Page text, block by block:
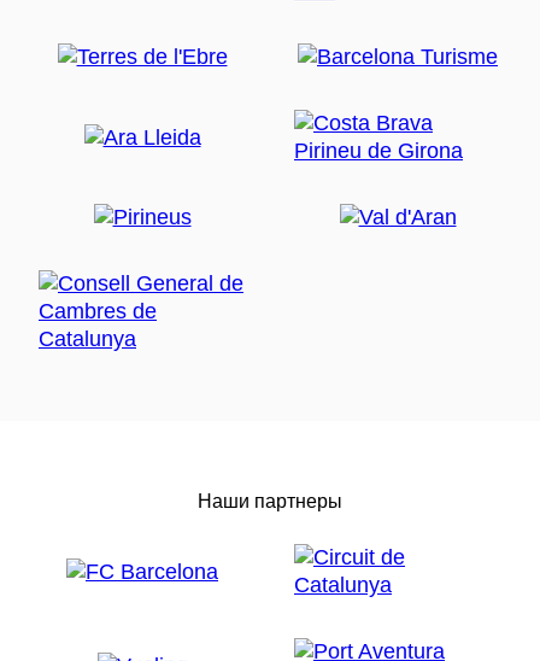
Наши партнеры